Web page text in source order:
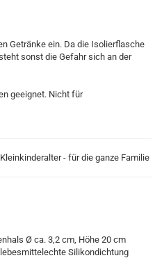
Getränke ein. Da die Isolierflasche
sonst die Gefahr sich an der
geeignet. Nicht für
- für die ganze Familie
Ø ca. 3,2 cm, Höhe 20 cm
Silikondichtung